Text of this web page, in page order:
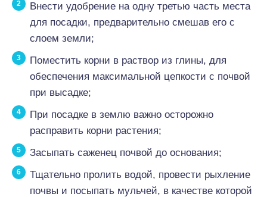
Внести удобрение на одну третью часть места
для посадки, предварительно смешав его с
слоем земли;
Поместить корни в раствор из глины, для
обеспечения максимальной цепкости с почвой
при высадке;
При посадке в землю важно осторожно
расправить корни растения;
Засыпать саженец почвой до основания;
Тщательно пролить водой, провести рыхление
почвы и посыпать мульчей, в качестве которой